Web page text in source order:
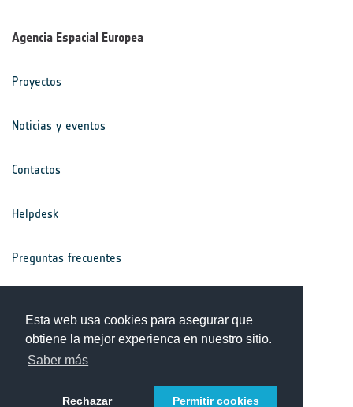
Esta web usa cookies para asegurar que
obtiene la mejor experienca en nuestro sitio.
Saber más
Rechazar Permitir cookies
Agencia Espacial Europea
Proyectos
Noticias y eventos
Contactos
Helpdesk
Preguntas frecuentes
Aviso de privacidad